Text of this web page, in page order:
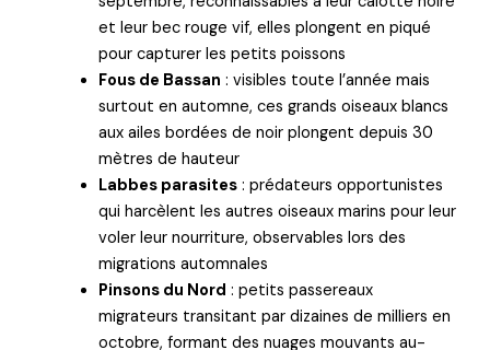
et leur bec rouge vif, elles plongent en piqué
pour capturer les petits poissons
Fous de Bassan : visibles toute l’année mais
surtout en automne, ces grands oiseaux blancs
aux ailes bordées de noir plongent depuis 30
mètres de hauteur
Labbes parasites : prédateurs opportunistes
qui harcèlent les autres oiseaux marins pour leur
voler leur nourriture, observables lors des
migrations automnales
Pinsons du Nord : petits passereaux
migrateurs transitant par dizaines de milliers en
octobre, formant des nuages mouvants au-